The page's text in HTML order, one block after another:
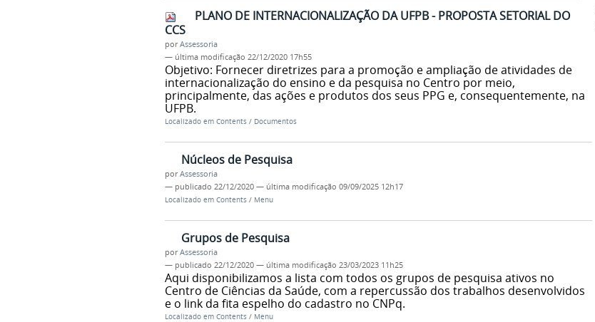
PLANO DE INTERNACIONALIZAÇÃO DA UFPB - PROPOSTA SETORIAL DO
CCS
porAssessoria
— última modificação 22/12/2020 17h55
Objetivo: Fornecer diretrizes para a promoção e ampliação de atividades de
internacionalização do ensino e da pesquisa no Centro por meio,
principalmente, das ações e produtos dos seus PPG e, consequentemente, na
UFPB.
Localizado em Contents / Documentos
Núcleos de Pesquisa
porAssessoria
— publicado 22/12/2020 — última modificação 09/09/2025 12h17
Localizado em Contents / Menu
Grupos de Pesquisa
porAssessoria
— publicado 22/12/2020 — última modificação 23/03/2023 11h25
Aqui disponibilizamos a lista com todos os grupos de pesquisa ativos no
Centro de Ciências da Saúde, com a repercussão dos trabalhos desenvolvidos
e o link da fita espelho do cadastro no CNPq.
Localizado em Contents / Menu